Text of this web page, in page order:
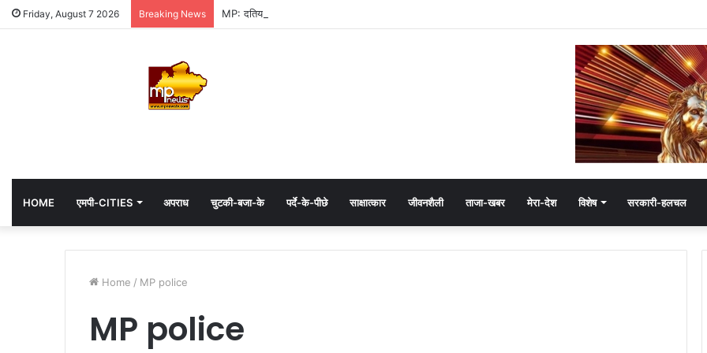
Friday, August 7 2026 Breaking News MP: दतिया में कांग्रेस की जीत में जयवर्धन सिंह का जादू, 35 में 30 बूथ जीते
HOME एमपी-CITIES अपराध चुटकी-बजा-के पर्दे-के-पीछे साक्षात्कार जीवनशैली ताजा-खबर मेरा-देश विशेष सरकारी-हलचल
Home / MP police
MP police